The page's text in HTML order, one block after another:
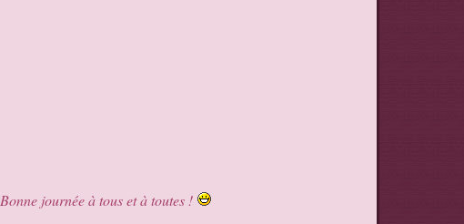
Bonne journée à tous et à toutes !